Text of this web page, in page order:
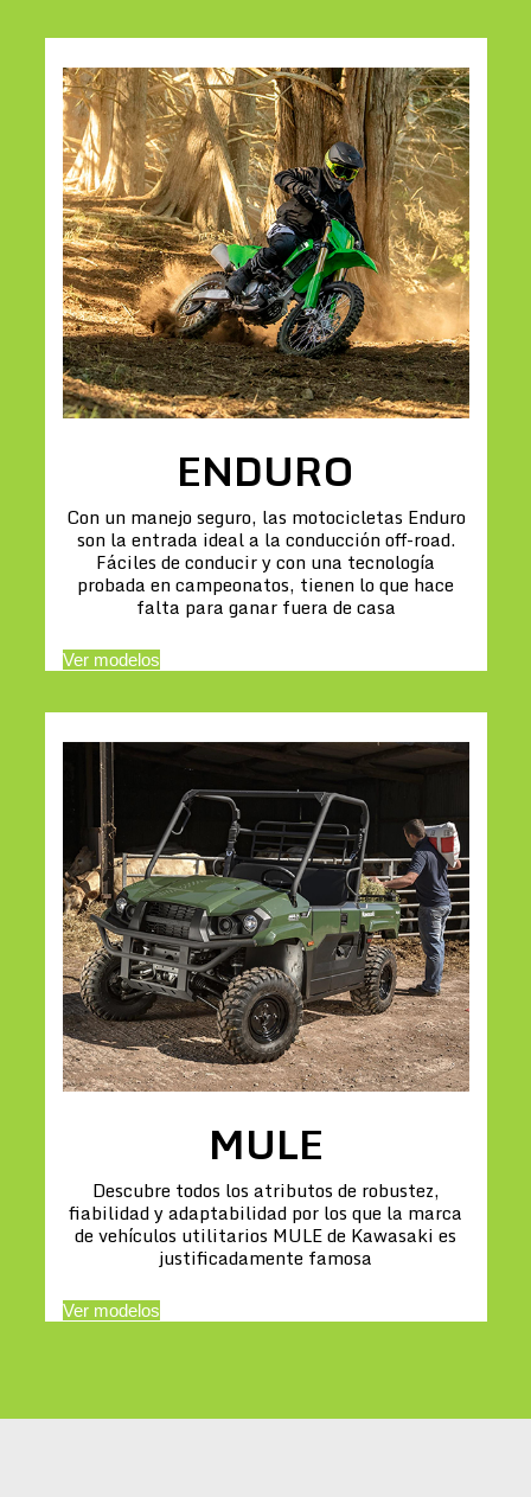
ENDURO
Con un manejo seguro, las motocicletas Enduro
son la entrada ideal a la conducción off-road.
Fáciles de conducir y con una tecnología
probada en campeonatos, tienen lo que hace
falta para ganar fuera de casa
Ver modelos
MULE
Descubre todos los atributos de robustez,
fiabilidad y adaptabilidad por los que la marca
de vehículos utilitarios MULE de Kawasaki es
justificadamente famosa
Ver modelos